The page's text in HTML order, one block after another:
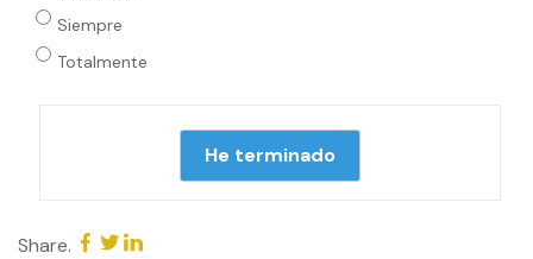
Siempre
Totalmente
Share.